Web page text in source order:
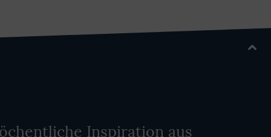
Inspiration aus